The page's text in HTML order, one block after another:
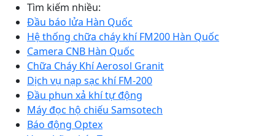
Tìm kiếm nhiều:
Đầu báo lửa Hàn Quốc
Hệ thống chữa cháy khí FM200 Hàn Quốc
Camera CNB Hàn Quốc
Chữa Cháy Khí Aerosol Granit
Dịch vụ nạp sạc khí FM-200
Đầu phun xả khí tự động
Máy đọc hộ chiếu Samsotech
Báo động Optex